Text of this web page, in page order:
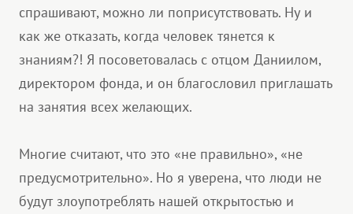
спрашивают, можно ли поприсутствовать. Ну и
как же отказать, когда человек тянется к
знаниям?! Я посоветовалась с отцом Даниилом,
директором фонда, и он благословил приглашать
на занятия всех желающих.
Многие считают, что это «не правильно», «не
предусмотрительно». Но я уверена, что люди не
будут злоупотреблять нашей открытостью и